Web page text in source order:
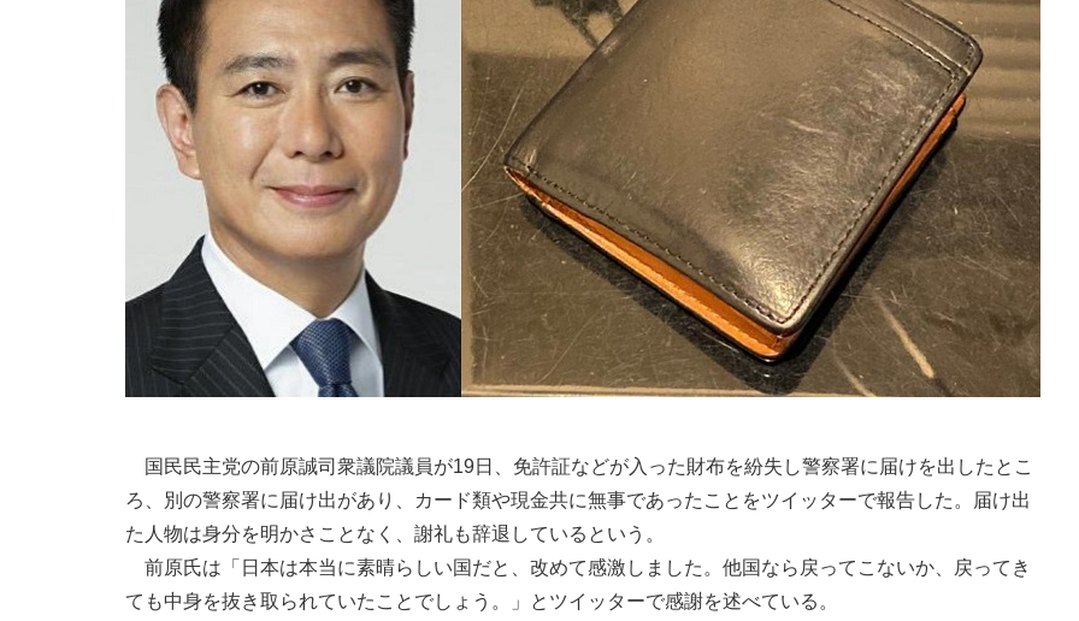
国民民主党の前原誠司衆議院議員が19日、免許証などが入った財布を紛失し警察署に届けを出したとこ
ろ、別の警察署に届け出があり、カード類や現金共に無事であったことをツイッターで報告した。届け出
た人物は身分を明かさことなく、謝礼も辞退しているという。
前原氏は「日本は本当に素晴らしい国だと、改めて感激しました。他国なら戻ってこないか、戻ってき
ても中身を抜き取られていたことでしょう。」とツイッターで感謝を述べている。